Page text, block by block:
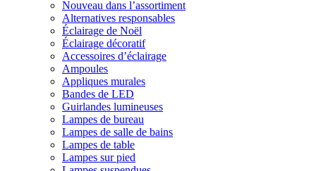
Nouveau dans l’assortiment
Alternatives responsables
Éclairage de Noël
Éclairage décoratif
Accessoires d’éclairage
Ampoules
Appliques murales
Bandes de LED
Guirlandes lumineuses
Lampes de bureau
Lampes de salle de bains
Lampes de table
Lampes sur pied